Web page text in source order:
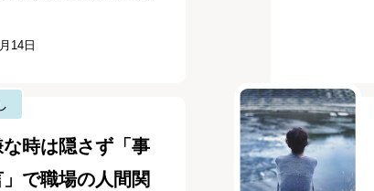
14日
時は隠さず「事
で職場の人間関